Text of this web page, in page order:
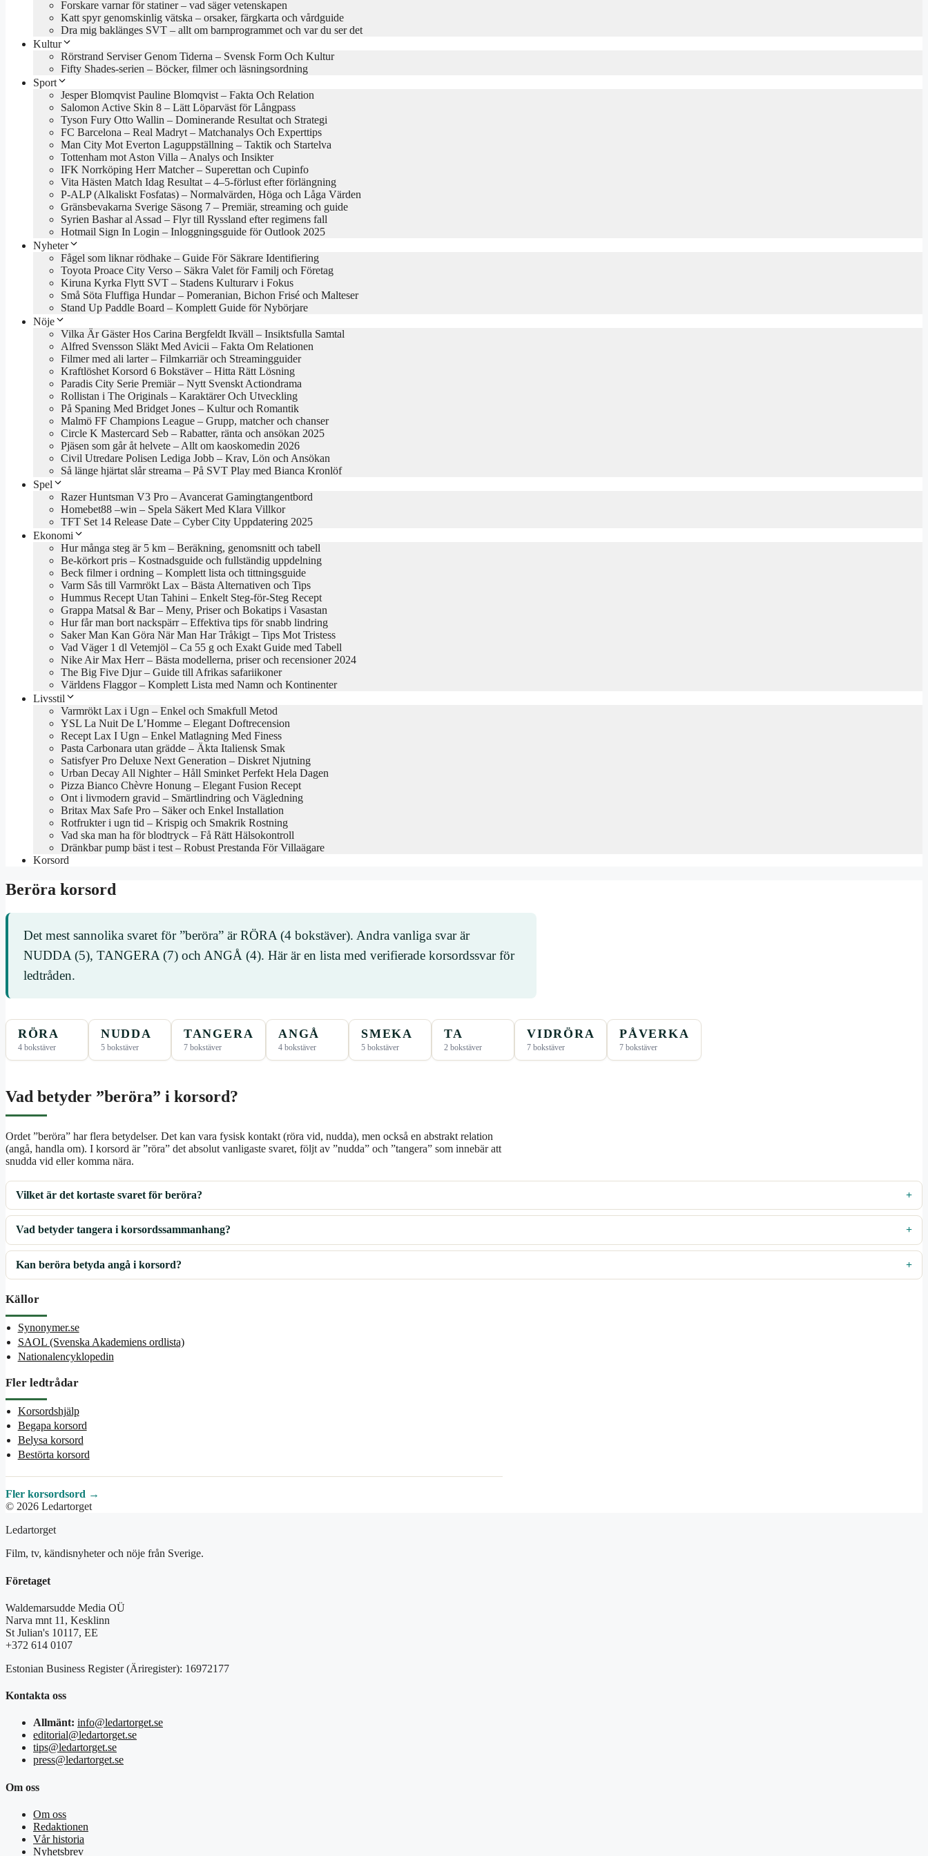
Forskare varnar för statiner – vad säger vetenskapen
Katt spyr genomskinlig vätska – orsaker, färgkarta och vårdguide
Dra mig baklänges SVT – allt om barnprogrammet och var du ser det
Kultur
Rörstrand Serviser Genom Tiderna – Svensk Form Och Kultur
Fifty Shades-serien – Böcker, filmer och läsningsordning
Sport
Jesper Blomqvist Pauline Blomqvist – Fakta Och Relation
Salomon Active Skin 8 – Lätt Löparväst för Långpass
Tyson Fury Otto Wallin – Dominerande Resultat och Strategi
FC Barcelona – Real Madryt – Matchanalys Och Experttips
Man City Mot Everton Laguppställning – Taktik och Startelva
Tottenham mot Aston Villa – Analys och Insikter
IFK Norrköping Herr Matcher – Superettan och Cupinfo
Vita Hästen Match Idag Resultat – 4–5-förlust efter förlängning
P-ALP (Alkaliskt Fosfatas) – Normalvärden, Höga och Låga Värden
Gränsbevakarna Sverige Säsong 7 – Premiär, streaming och guide
Syrien Bashar al Assad – Flyr till Ryssland efter regimens fall
Hotmail Sign In Login – Inloggningsguide för Outlook 2025
Nyheter
Fågel som liknar rödhake – Guide För Säkrare Identifiering
Toyota Proace City Verso – Säkra Valet för Familj och Företag
Kiruna Kyrka Flytt SVT – Stadens Kulturarv i Fokus
Små Söta Fluffiga Hundar – Pomeranian, Bichon Frisé och Malteser
Stand Up Paddle Board – Komplett Guide för Nybörjare
Nöje
Vilka Är Gäster Hos Carina Bergfeldt Ikväll – Insiktsfulla Samtal
Alfred Svensson Släkt Med Avicii – Fakta Om Relationen
Filmer med ali larter – Filmkarriär och Streamingguider
Kraftlöshet Korsord 6 Bokstäver – Hitta Rätt Lösning
Paradis City Serie Premiär – Nytt Svenskt Actiondrama
Rollistan i The Originals – Karaktärer Och Utveckling
På Spaning Med Bridget Jones – Kultur och Romantik
Malmö FF Champions League – Grupp, matcher och chanser
Circle K Mastercard Seb – Rabatter, ränta och ansökan 2025
Pjäsen som går åt helvete – Allt om kaoskomedin 2026
Civil Utredare Polisen Lediga Jobb – Krav, Lön och Ansökan
Så länge hjärtat slår streama – På SVT Play med Bianca Kronlöf
Spel
Razer Huntsman V3 Pro – Avancerat Gamingtangentbord
Homebet88 –win – Spela Säkert Med Klara Villkor
TFT Set 14 Release Date – Cyber City Uppdatering 2025
Ekonomi
Hur många steg är 5 km – Beräkning, genomsnitt och tabell
Be-körkort pris – Kostnadsguide och fullständig uppdelning
Beck filmer i ordning – Komplett lista och tittningsguide
Varm Sås till Varmrökt Lax – Bästa Alternativen och Tips
Hummus Recept Utan Tahini – Enkelt Steg-för-Steg Recept
Grappa Matsal & Bar – Meny, Priser och Bokatips i Vasastan
Hur får man bort nackspärr – Effektiva tips för snabb lindring
Saker Man Kan Göra När Man Har Tråkigt – Tips Mot Tristess
Vad Väger 1 dl Vetemjöl – Ca 55 g och Exakt Guide med Tabell
Nike Air Max Herr – Bästa modellerna, priser och recensioner 2024
The Big Five Djur – Guide till Afrikas safariikoner
Världens Flaggor – Komplett Lista med Namn och Kontinenter
Livsstil
Varmrökt Lax i Ugn – Enkel och Smakfull Metod
YSL La Nuit De L’Homme – Elegant Doftrecension
Recept Lax I Ugn – Enkel Matlagning Med Finess
Pasta Carbonara utan grädde – Äkta Italiensk Smak
Satisfyer Pro Deluxe Next Generation – Diskret Njutning
Urban Decay All Nighter – Håll Sminket Perfekt Hela Dagen
Pizza Bianco Chèvre Honung – Elegant Fusion Recept
Ont i livmodern gravid – Smärtlindring och Vägledning
Britax Max Safe Pro – Säker och Enkel Installation
Rotfrukter i ugn tid – Krispig och Smakrik Rostning
Vad ska man ha för blodtryck – Få Rätt Hälsokontroll
Dränkbar pump bäst i test – Robust Prestanda För Villaägare
Korsord
Beröra korsord
Det mest sannolika svaret för ”beröra” är RÖRA (4 bokstäver). Andra vanliga svar är
NUDDA (5), TANGERA (7) och ANGÅ (4). Här är en lista med verifierade korsordssvar för
ledtråden.
RÖRA
4 bokstäver
NUDDA
5 bokstäver
TANGERA
7 bokstäver
ANGÅ
4 bokstäver
SMEKA
5 bokstäver
TA
2 bokstäver
VIDRÖRA
7 bokstäver
PÅVERKA
7 bokstäver
Vad betyder ”beröra” i korsord?
Ordet ”beröra” har flera betydelser. Det kan vara fysisk kontakt (röra vid, nudda), men också en abstrakt relation
(angå, handla om). I korsord är ”röra” det absolut vanligaste svaret, följt av ”nudda” och ”tangera” som innebär att
snudda vid eller komma nära.
Vilket är det kortaste svaret för beröra?
Vad betyder tangera i korsordssammanhang?
Kan beröra betyda angå i korsord?
Källor
Synonymer.se
SAOL (Svenska Akademiens ordlista)
Nationalencyklopedin
Fler ledtrådar
Korsordshjälp
Begapa korsord
Belysa korsord
Bestörta korsord
Fler korsordsord →
© 2026 Ledartorget
Ledartorget
Film, tv, kändisnyheter och nöje från Sverige.
Företaget
Waldemarsudde Media OÜ
Narva mnt 11, Kesklinn
St Julian's 10117, EE
+372 614 0107
Estonian Business Register (Äriregister): 16972177
Kontakta oss
Allmänt: info@ledartorget.se
editorial@ledartorget.se
tips@ledartorget.se
press@ledartorget.se
Om oss
Om oss
Redaktionen
Vår historia
Nyhetsbrev